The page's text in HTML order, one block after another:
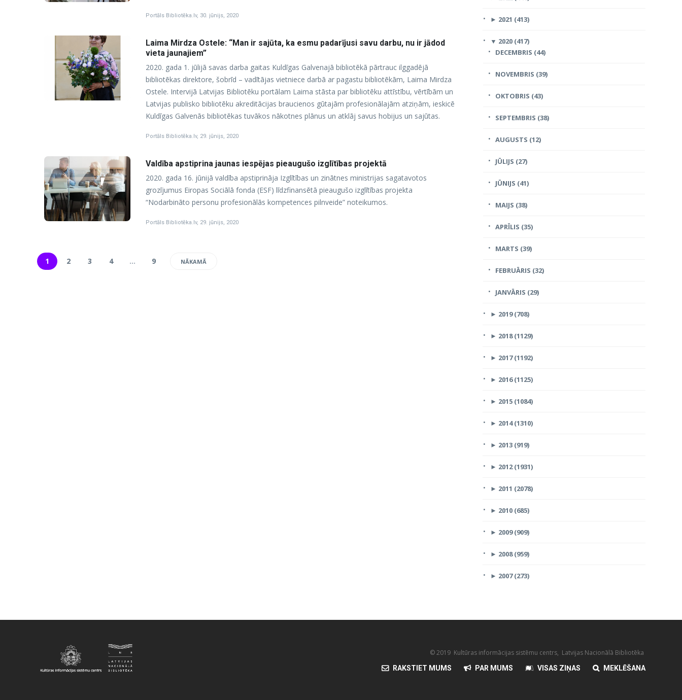
Portāls Bibliotēka.lv, 30. jūnijs, 2020
Laima Mirdza Ostele: “Man ir sajūta, ka esmu padarījusi savu darbu, nu ir jādod
vieta jaunajiem”
2020. gada 1. jūlijā savas darba gaitas Kuldīgas Galvenajā bibliotēkā pārtrauc ilggadējā
bibliotēkas direktore, šobrīd – vadītājas vietniece darbā ar pagastu bibliotēkām, Laima Mirdza
Ostele. Intervijā Latvijas Bibliotēku portālam Laima stāsta par bibliotēku attīstību, vērtībām un
Latvijas publisko bibliotēku akreditācijas braucienos gūtajām profesionālajām atziņām, ieskicē
Kuldīgas Galvenās bibliotēkas tuvākos nākotnes plānus un atklāj savus hobijus un sajūtas.
Portāls Bibliotēka.lv, 29. jūnijs, 2020
Valdība apstiprina jaunas iespējas pieaugušo izglītības projektā
2020. gada 16. jūnijā valdība apstiprināja Izglītības un zinātnes ministrijas sagatavotos
grozījumus Eiropas Sociālā fonda (ESF) līdzfinansētā pieaugušo izglītības projekta
“Nodarbināto personu profesionālās kompetences pilnveide” noteikumos.
Portāls Bibliotēka.lv, 29. jūnijs, 2020
1 2 3 4 … 9 NĀKAMĀ
► 2021 (413)
▼ 2020 (417)
DECEMBRIS (44)
NOVEMBRIS (39)
OKTOBRIS (43)
SEPTEMBRIS (38)
AUGUSTS (12)
JŪLIJS (27)
JŪNIJS (41)
MAIJS (38)
APRĪLIS (35)
MARTS (39)
FEBRUĀRIS (32)
JANVĀRIS (29)
► 2019 (708)
► 2018 (1129)
► 2017 (1192)
► 2016 (1125)
► 2015 (1084)
► 2014 (1310)
► 2013 (919)
► 2012 (1931)
► 2011 (2078)
► 2010 (685)
► 2009 (909)
► 2008 (959)
► 2007 (273)
© 2019 Kultūras informācijas sistēmu centrs, Latvijas Nacionālā Bibliotēka
RAKSTIET MUMS PAR MUMS VISAS ZIŅAS MEKLĒŠANA